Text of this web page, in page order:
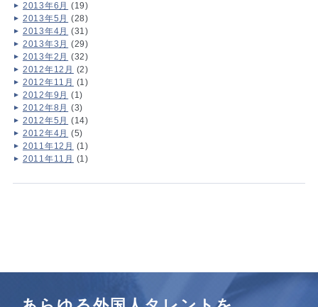
2013年6月 (19)
2013年5月 (28)
2013年4月 (31)
2013年3月 (29)
2013年2月 (32)
2012年12月 (2)
2012年11月 (1)
2012年9月 (1)
2012年8月 (3)
2012年5月 (14)
2012年4月 (5)
2011年12月 (1)
2011年11月 (1)